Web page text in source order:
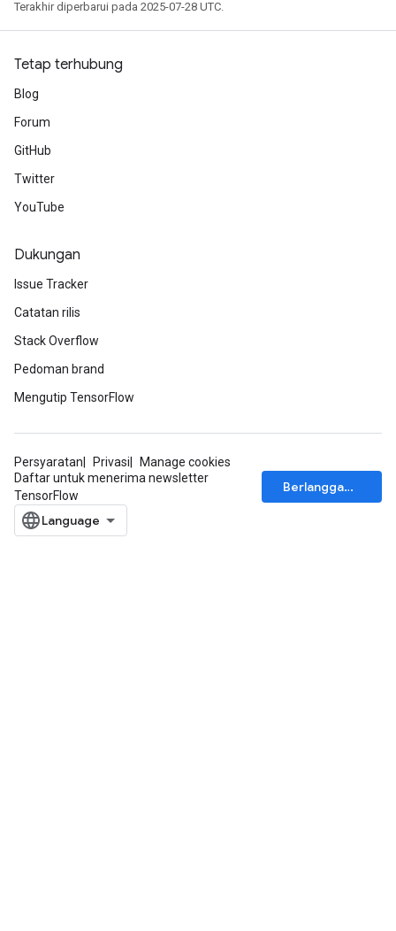
Terakhir diperbarui pada 2025-07-28 UTC.
Tetap terhubung
Blog
Forum
GitHub
Twitter
YouTube
Dukungan
Issue Tracker
Catatan rilis
Stack Overflow
Pedoman brand
Mengutip TensorFlow
Persyaratan Privasi
Manage cookies
Daftar untuk menerima newsletter
TensorFlow
Berlangganan